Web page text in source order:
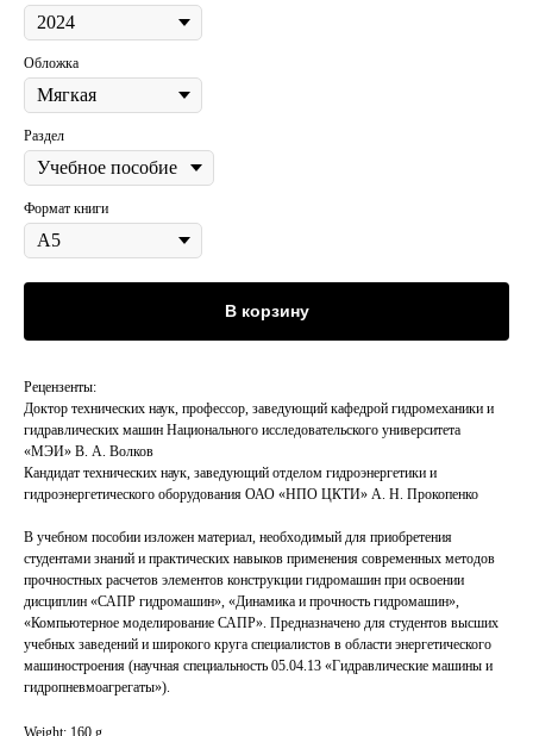
Обложка
Раздел
Формат книги
В корзину
Рецензенты:
Доктор технических наук, профессор, заведующий кафедрой гидромеханики и
гидравлических машин Национального исследовательского университета
«МЭИ» В. А. Волков
Кандидат технических наук, заведующий отделом гидроэнергетики и
гидроэнергетического оборудования ОАО «НПО ЦКТИ» А. Н. Прокопенко
В учебном пособии изложен материал, необходимый для приобретения
студентами знаний и практических навыков применения современных методов
прочностных расчетов элементов конструкции гидромашин при освоении
дисциплин «САПР гидромашин», «Динамика и прочность гидромашин»,
«Компьютерное моделирование САПР». Предназначено для студентов высших
учебных заведений и широкого круга специалистов в области энергетического
машиностроения (научная специальность 05.04.13 «Гидравлические машины и
гидропневмоагрегаты»).